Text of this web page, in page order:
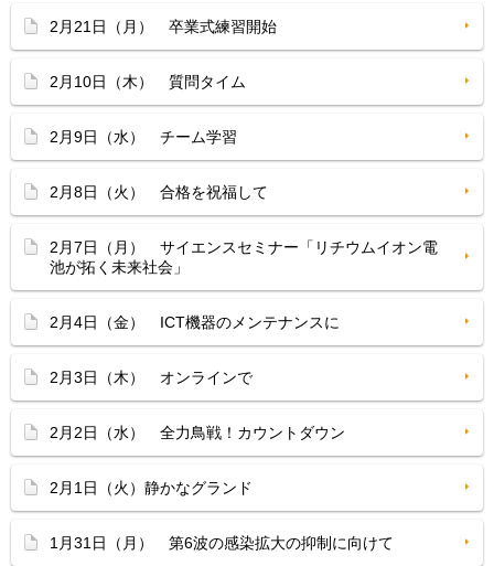
2月21日（月） 卒業式練習開始
2月10日（木） 質問タイム
2月9日（水） チーム学習
2月8日（火） 合格を祝福して
2月7日（月） サイエンスセミナー「リチウムイオン電
池が拓く未来社会」
2月4日（金） ICT機器のメンテナンスに
2月3日（木） オンラインで
2月2日（水） 全力鳥戦！カウントダウン
2月1日（火）静かなグランド
1月31日（月） 第6波の感染拡大の抑制に向けて